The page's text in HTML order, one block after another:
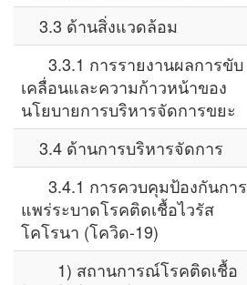
3.3 ด้านสิ่งแวดล้อม
3.3.1 การรายงานผลการขับ
เคลื่อนและความก้าวหน้าของ
นโยบายการบริหารจัดการขยะ
3.4 ด้านการบริหารจัดการ
3.4.1 การควบคุมป้องกันการ
แพร่ระบาดโรคติดเชื้อไวรัส
โคโรนา (โควิด-19)
1) สถานการณ์โรคติดเชื้อ